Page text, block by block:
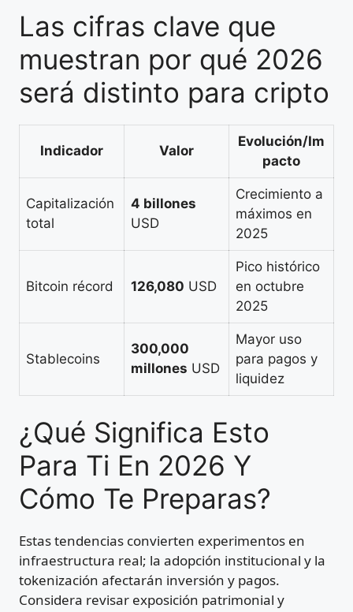
Las cifras clave que
muestran por qué 2026
será distinto para cripto
Indicador Valor
Evolución/Im
pacto
Capitalización
total
4 billones
USD
Crecimiento a
máximos en
2025
Bitcoin récord 126,080 USD
Pico histórico
en octubre
2025
Stablecoins
300,000
millones USD
Mayor uso
para pagos y
liquidez
¿Qué Significa Esto
Para Ti En 2026 Y
Cómo Te Preparas?
Estas tendencias convierten experimentos en
infraestructura real; la adopción institucional y la
tokenización afectarán inversión y pagos.
Considera revisar exposición patrimonial y